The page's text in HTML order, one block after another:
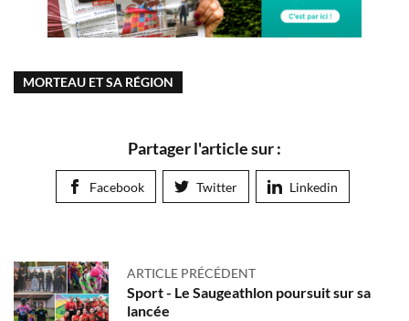
MORTEAU ET SA RÉGION
Partager l'article sur :
Facebook Twitter Linkedin
ARTICLE PRÉCÉDENT
Sport - Le Saugeathlon poursuit sur sa
lancée